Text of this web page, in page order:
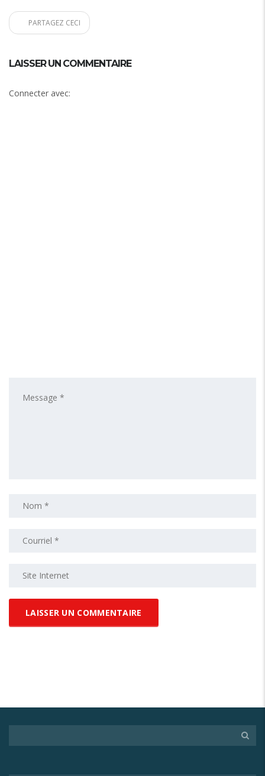
PARTAGEZ CECI
LAISSER UN COMMENTAIRE
Connecter avec: